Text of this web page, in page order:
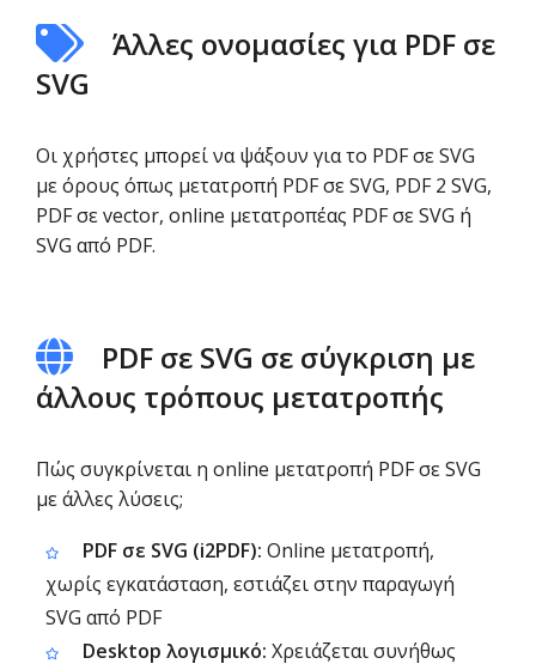
Άλλες ονομασίες για PDF σε
SVG
Οι χρήστες μπορεί να ψάξουν για το PDF σε SVG
με όρους όπως μετατροπή PDF σε SVG, PDF 2 SVG,
PDF σε vector, online μετατροπέας PDF σε SVG ή
SVG από PDF.
PDF σε SVG σε σύγκριση με
άλλους τρόπους μετατροπής
Πώς συγκρίνεται η online μετατροπή PDF σε SVG
με άλλες λύσεις;
PDF σε SVG (i2PDF): Online μετατροπή,
χωρίς εγκατάσταση, εστιάζει στην παραγωγή
SVG από PDF
Desktop λογισμικό: Χρειάζεται συνήθως